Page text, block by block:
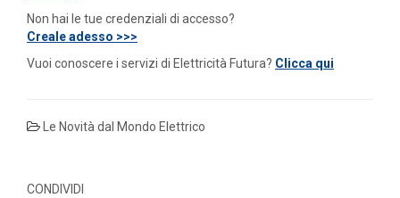
Non hai le tue credenziali di accesso?
Creale adesso >>>
Vuoi conoscere i servizi di Elettricità Futura? Clicca qui
Le Novità dal Mondo Elettrico
CONDIVIDI